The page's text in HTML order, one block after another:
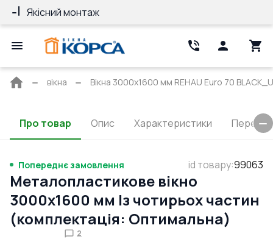
Якісний монтаж
Головна
вікна Вікна 3000x1600 мм REHAU Euro 70
Про товар Опис Характеристики
Попереднє замовлення id товару:99063
Металопластикове вікно
3000x1600 мм Із чотирьох частин
(комплектація: Оптимальна)
2